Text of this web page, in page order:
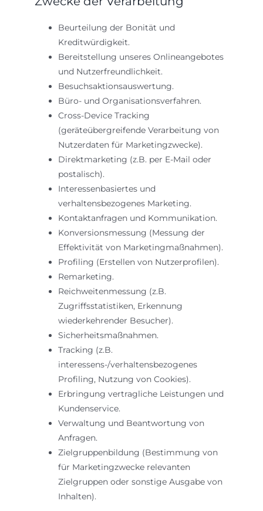
Beurteilung der Bonität und
Kreditwürdigkeit.
Bereitstellung unseres Onlineangebotes
und Nutzerfreundlichkeit.
Besuchsaktionsauswertung.
Büro- und Organisationsverfahren.
Cross-Device Tracking
(geräteübergreifende Verarbeitung von
Nutzerdaten für Marketingzwecke).
Direktmarketing (z.B. per E-Mail oder
postalisch).
Interessenbasiertes und
verhaltensbezogenes Marketing.
Kontaktanfragen und Kommunikation.
Konversionsmessung (Messung der
Effektivität von Marketingmaßnahmen).
Profiling (Erstellen von Nutzerprofilen).
Remarketing.
Reichweitenmessung (z.B.
Zugriffsstatistiken, Erkennung
wiederkehrender Besucher).
Sicherheitsmaßnahmen.
Tracking (z.B.
interessens-/verhaltensbezogenes
Profiling, Nutzung von Cookies).
Erbringung vertragliche Leistungen und
Kundenservice.
Verwaltung und Beantwortung von
Anfragen.
Zielgruppenbildung (Bestimmung von
für Marketingzwecke relevanten
Zielgruppen oder sonstige Ausgabe von
Inhalten).